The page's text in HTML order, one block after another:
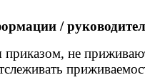
/
не